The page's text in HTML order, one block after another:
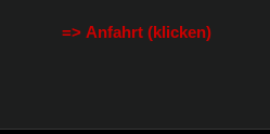
=> Anfahrt (klicken)